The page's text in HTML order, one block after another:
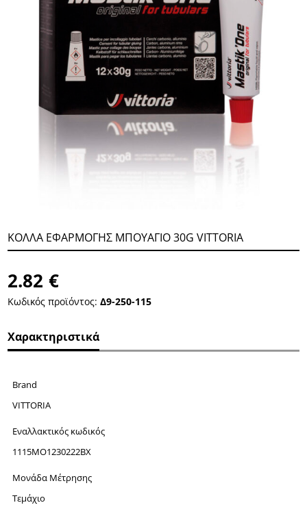
ΚΟΛΛΑ ΕΦΑΡΜΟΓΗΣ ΜΠΟΥΑΓΙΟ 30G VΙΤΤΟRΙΑ
2.82 €
Κωδικός προϊόντος:Δ9-250-115
Χαρακτηριστικά
Brand
VITTORIA
Εναλλακτικός κωδικός
1115MO1230222BX
Μονάδα Μέτρησης
Τεμάχιο